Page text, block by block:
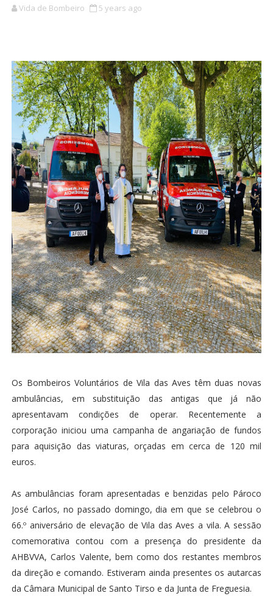
Vida de Bombeiro 5 years ago
Os Bombeiros Voluntários de Vila das Aves têm duas novas
ambulâncias, em substituição das antigas que já não
apresentavam condições de operar. Recentemente a
corporação iniciou uma campanha de angariação de fundos
para aquisição das viaturas, orçadas em cerca de 120 mil
euros.
As ambulâncias foram apresentadas e benzidas pelo Pároco
José Carlos, no passado domingo, dia em que se celebrou o
66.º aniversário de elevação de Vila das Aves a vila. A sessão
comemorativa contou com a presença do presidente da
AHBVVA, Carlos Valente, bem como dos restantes membros
da direção e comando. Estiveram ainda presentes os autarcas
da Câmara Municipal de Santo Tirso e da Junta de Freguesia.